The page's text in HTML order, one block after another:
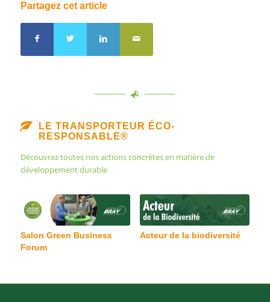
Partagez cet article
LE TRANSPORTEUR ÉCO-
RESPONSABLE®
Découvrez toutes nos actions concrètes en matière de
développement durable
Salon Green Business
Forum
Acteur de la biodiversité